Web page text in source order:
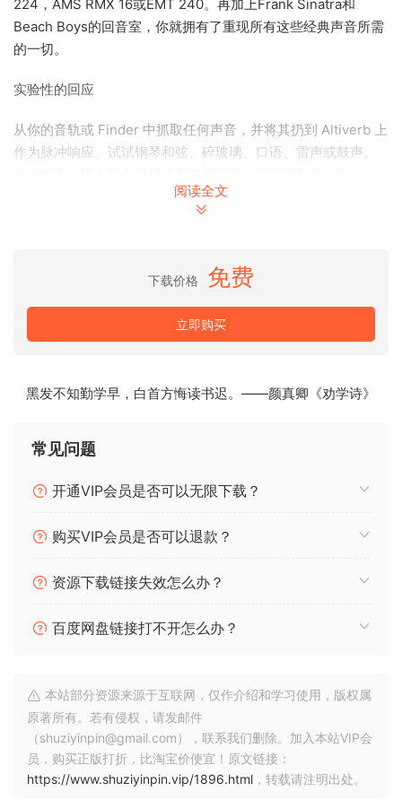
224，AMS RMX 16或EMT 240。再加上Frank Sinatra和
Beach Boys的回音室，你就拥有了重现所有这些经典声音所需
的一切。
实验性的回应
从你的音轨或 Finder 中抓取任何声音，并将其扔到 Altiverb 上
作为脉冲响应。试试钢琴和弦、碎玻璃、口语、雷声或鼓声。
如果你使用钢琴和弦作为脉冲响应，你拍手进入Altiverb，就会
法，使您可以将您的声音准确地放置在我们所有音乐厅的舞台
上，或我们其他房间的任何地方。使用Altiverb舞台定位器进行
为了让你的混响效果与你的音轨更紧密地联系在一起，Altiverb
联系的。任何混响尾巴都可以反转，并以同样的方式进行处
将那个拍打式的延时放在音乐的地方。
亮度和混沌
亮度参数在脉冲响应的基础上紧密贴合经典的合成混响。这以
EQ永远无法做到的方式增加了一种特殊的亮度。在你的混响中
一模一样。稍微走调的音符会在混响尾音中被调制覆盖。
Altiverb 7 is the industry standard convolution reverb
plug-in for Mac OS X and Windows. It features top quality
samples of real spaces to create reverb, ranging from
阅读全文
下载价格 免费
立即购买
黑发不知勤学早，白首方悔读书迟。——颜真卿《劝学诗》
常见问题
开通VIP会员是否可以无限下载？
购买VIP会员是否可以退款？
资源下载链接失效怎么办？
百度网盘链接打不开怎么办？
本站部分资源来源于互联网，仅作介绍和学习使用，版权属
原著所有。若有侵权，请发邮件
（shuziyinpin@gmail.com），联系我们删除。加入本站VIP会
员，购买正版打折，比淘宝价便宜！原文链接：
https://www.shuziyinpin.vip/1896.html ，转载请注明出处。